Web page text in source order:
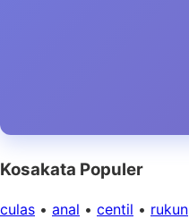
Kosakata Populer
culas • anal • centil • rukun